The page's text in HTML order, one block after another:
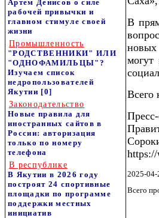
Артем Денисов о силе
рабочей привычки и
главном стимуле своей
жизни
Промышленность
"РОДСТВЕННИКИ" ИЛИ
"ОДНОФАМИЛЬЦЫ"?
Изучаем список
недропользователей
Якутии [0]
Законодательство
Новые правила для
иностранных сайтов в
России: авторизация
только по номеру
телефона
В республике
В Якутии в 2026 году
построят 24 спортивные
площадки по программе
поддержки местных
инициатив
В
могут
Всего
2025-
Всего